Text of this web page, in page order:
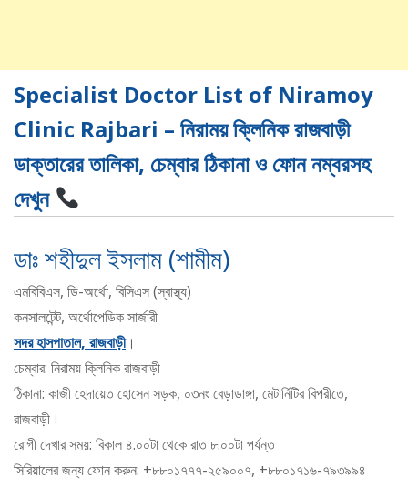
Specialist Doctor List of Niramoy
Clinic Rajbari – নিরাময় ক্লিনিক রাজবাড়ী
ডাক্তারের তালিকা, চেম্বার ঠিকানা ও ফোন নম্বরসহ
দেখুন
ডাঃ শহীদুল ইসলাম (শামীম)
এমবিবিএস, ডি-অর্থো, বিসিএস (স্বাস্থ্য)
কনসালটেন্ট, অর্থোপেডিক সার্জারী
সদর হাসপাতাল, রাজবাড়ী।
চেম্বার: নিরাময় ক্লিনিক রাজবাড়ী
ঠিকানা: কাজী হেদায়েত হোসেন সড়ক, ০৩নং বেড়াডাঙ্গা, মেটার্নিটির বিপরীতে,
রাজবাড়ী।
রোগী দেখার সময়: বিকাল ৪.০০টা থেকে রাত ৮.০০টা পর্যন্ত
সিরিয়ালের জন্য ফোন করুন: +৮৮০১৭৭৭-২৫৯০০৭, +৮৮০১৭১৬-৭৯৩৯৯৪